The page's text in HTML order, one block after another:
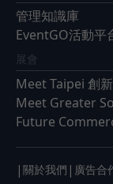
管理知識庫
EventGO活動平
展會
Meet Taipei 創
Meet Greater
Future
| 關於我們 | 廣告合